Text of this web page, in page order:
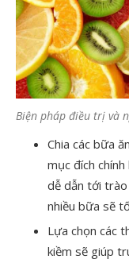
Biện pháp điều trị và
Chia các bữa
mục đích
dễ dẫn tới trào
nhiều bữa sẽ
Lựa chọn các
kiềm sẽ giúp